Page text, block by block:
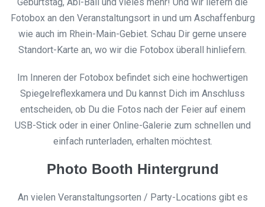
Geburtstag, Abi-Ball und vieles mehr! Und wir liefern die
Fotobox an den Veranstaltungsort in und um Aschaffenburg
wie auch im Rhein-Main-Gebiet. Schau Dir gerne unsere
Standort-Karte an, wo wir die Fotobox überall hinliefern.
Im Inneren der Fotobox befindet sich eine hochwertigen
Spiegelreflexkamera und Du kannst Dich im Anschluss
entscheiden, ob Du die Fotos nach der Feier auf einem
USB-Stick oder in einer Online-Galerie zum schnellen und
einfach runterladen, erhalten möchtest.
Photo Booth Hintergrund
An vielen Veranstaltungsorten / Party-Locations gibt es